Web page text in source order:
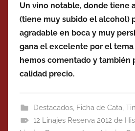
Un vino notable, donde tiene
(tiene muy subido el alcohol)
agradable en boca y muy
gana el excelente por el
hemos comentado y también
calidad precio.
Destacados, Ficha de Cata,
12 Linajes Reserva 2012 de